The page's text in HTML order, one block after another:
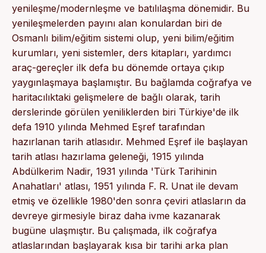
yenileşme/modernleşme ve batılılaşma dönemidir. Bu
yenileşmelerden payını alan konulardan biri de
Osmanlı bilim/eğitim sistemi olup, yeni bilim/eğitim
kurumları, yeni sistemler, ders kitapları, yardımcı
araç-gereçler ilk defa bu dönemde ortaya çıkıp
yaygınlaşmaya başlamıştır. Bu bağlamda coğrafya ve
haritacılıktaki gelişmelere de bağlı olarak, tarih
derslerinde görülen yeniliklerden biri Türkiye'de ilk
defa 1910 yılında Mehmed Eşref tarafından
hazırlanan tarih atlasıdır. Mehmed Eşref ile başlayan
tarih atlası hazırlama geleneği, 1915 yılında
Abdülkerim Nadir, 1931 yılında 'Türk Tarihinin
Anahatları' atlası, 1951 yılında F. R. Unat ile devam
etmiş ve özellikle 1980'den sonra çeviri atlasların da
devreye girmesiyle biraz daha ivme kazanarak
bugüne ulaşmıştır. Bu çalışmada, ilk coğrafya
atlaslarından başlayarak kısa bir tarihi arka plan